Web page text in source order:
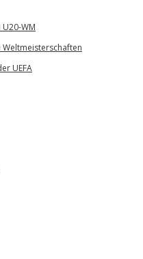
WM
UEFA